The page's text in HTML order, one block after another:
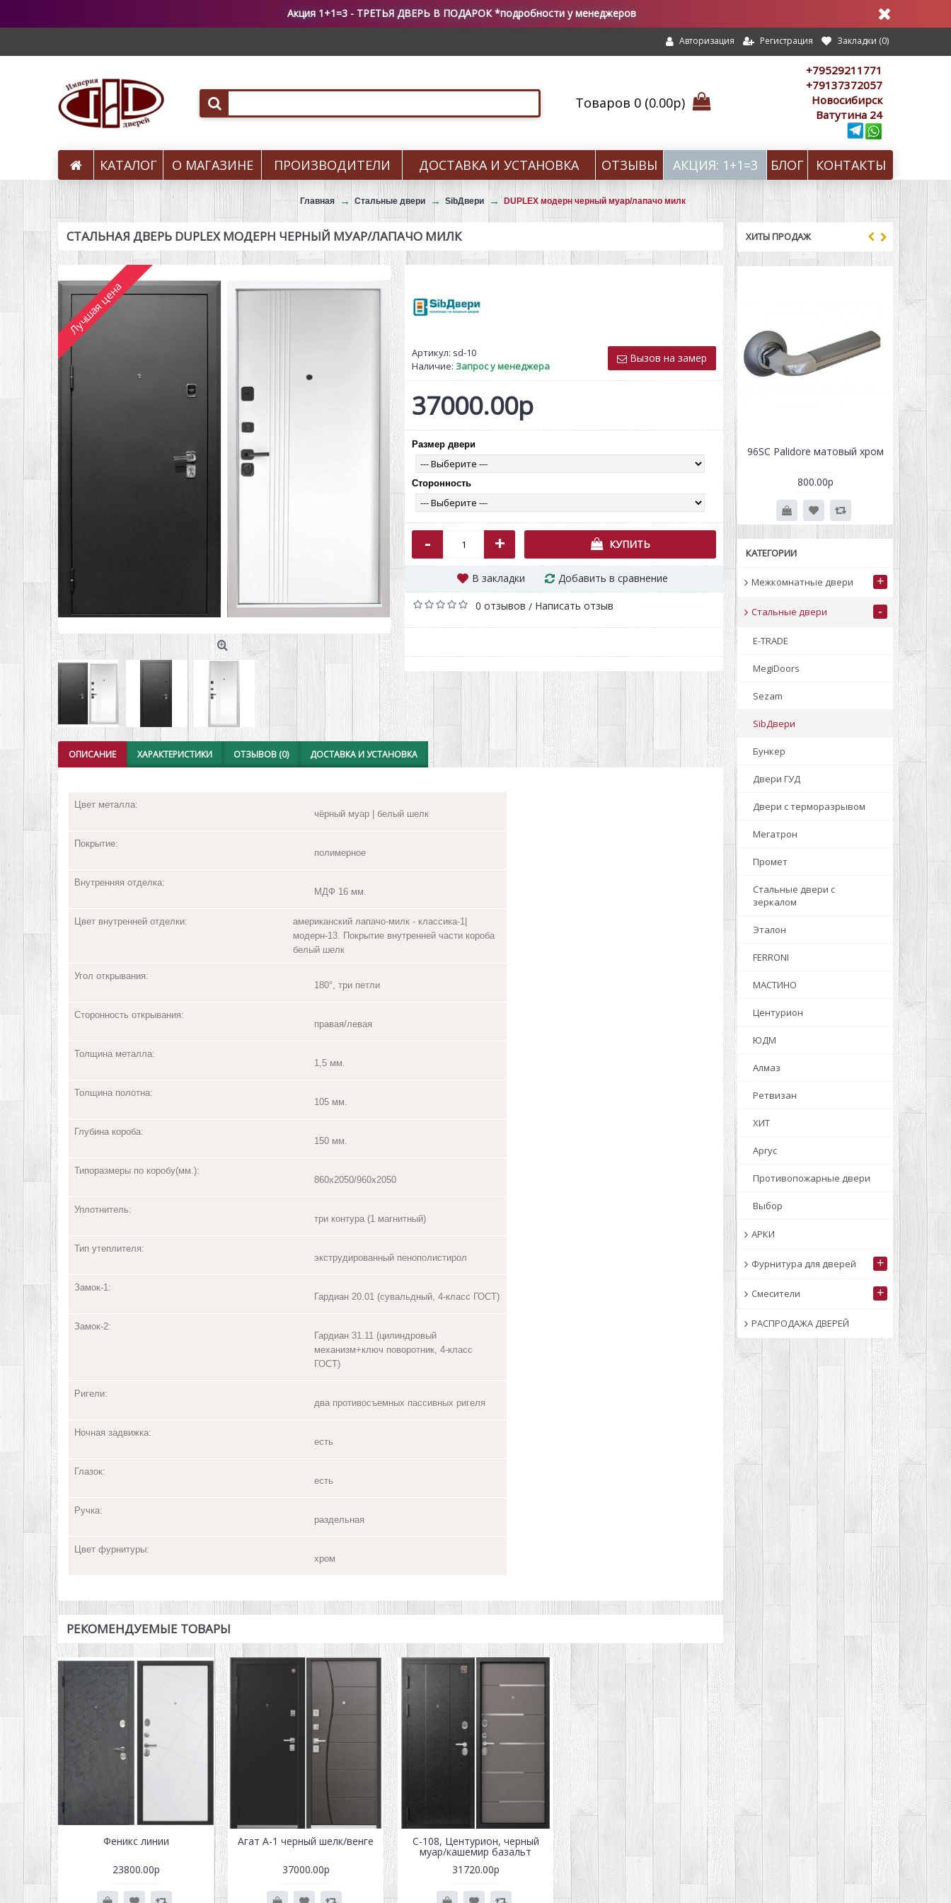
Акция 1+1=3 - ТРЕТЬЯ ДВЕРЬ В ПОДАРОК *подробности у менеджеров
Авторизация Регистрация Закладки (0)
Товаров 0 (0.00р)
+79529211771
+79137372057
Новосибирск
Ватутина 24
КАТАЛОГ О МАГАЗИНЕ ПРОИЗВОДИТЕЛИ ДОСТАВКА И УСТАНОВКА ОТЗЫВЫ АКЦИЯ: 1+1=3 БЛОГ КОНТАКТЫ
Вызов на замер
Главная Стальные двери SibДвери DUPLEX модерн черный муар/лапачо милк
ХИТЫ ПРОДАЖ
96SC Palidore матовый хром
800.00р
КАТЕГОРИИ
Межкомнатные двери +
Стальные двери -
E-TRADE
MegiDoors
Sezam
SibДвери
Бункер
Двери ГУД
Двери с терморазрывом
Мегатрон
Промет
Стальные двери с
зеркалом
Эталон
FERRONI
МАСТИНО
Центурион
ЮДМ
Алмаз
Ретвизан
ХИТ
Аргус
Противопожарные двери
Выбор
АРКИ
Фурнитура для дверей +
Смесители +
РАСПРОДАЖА ДВЕРЕЙ
СТАЛЬНАЯ ДВЕРЬ DUPLEX МОДЕРН ЧЕРНЫЙ МУАР/ЛАПАЧО МИЛК
Лучшая цена
Вызов на замер
Артикул: sd-10
Наличие: Запрос у менеджера
37000.00р
Размер двери
Сторонность
- + КУПИТЬ
В закладки Добавить в сравнение
0 отзывов / Написать отзыв
ОПИСАНИЕ ХАРАКТЕРИСТИКИ ОТЗЫВОВ (0) ДОСТАВКА И УСТАНОВКА
Цвет металла:
чёрный муар | белый шелк
Покрытие:
полимерное
Внутренняя отделка:
МДФ 16 мм.
Цвет внутренней отделки:
американский лапачо-милк - классика-1|
модерн-13. Покрытие внутренней части короба
белый шелк
Угол открывания:
180°, три петли
Сторонность открывания:
правая/левая
Толщина металла:
1,5 мм.
Толщина полотна:
105 мм.
Глубина короба:
150 мм.
Типоразмеры по коробу(мм.):
860х2050/960х2050
Уплотнитель:
три контура (1 магнитный)
Тип утеплителя:
экструдированный пенополистирол
Замок-1:
Гардиан 20.01 (сувальдный, 4-класс ГОСТ)
Замок-2:
Гардиан 31.11 (цилиндровый
механизм+ключ поворотник, 4-класс
ГОСТ)
Ригели:
два противосъемных пассивных ригеля
Ночная задвижка:
есть
Глазок:
есть
Ручка:
раздельная
Цвет фурнитуры:
хром
РЕКОМЕНДУЕМЫЕ ТОВАРЫ
Феникс линии
23800.00р
Агат А-1 черный шелк/венге
37000.00р
С-108, Центурион, черный
муар/кашемир базальт
31720.00р